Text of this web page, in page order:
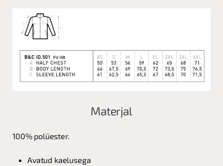
Materjal
100% polüester.
Avatud kaelusega